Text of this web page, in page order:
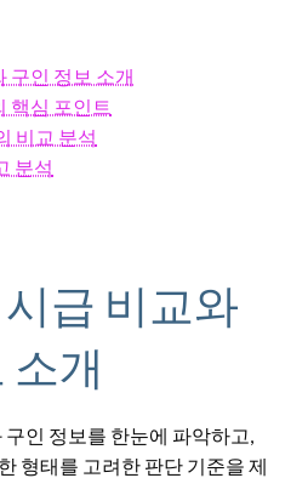
구인 정보 소개
핵심 포인트
비교 분석
분석
급 비교와
소개
구인 정보를 한눈에 파악하고,
형태를 고려한 판단 기준을 제